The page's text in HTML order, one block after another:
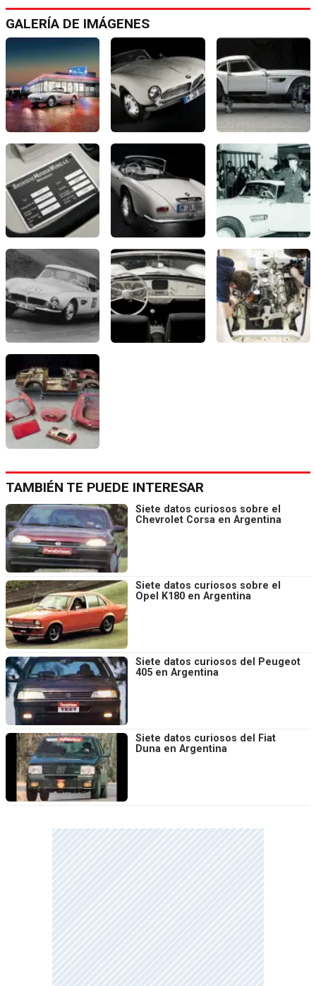
GALERÍA DE IMÁGENES
TAMBIÉN TE PUEDE INTERESAR
Siete datos curiosos sobre el
Chevrolet Corsa en Argentina
Siete datos curiosos sobre el
Opel K180 en Argentina
Siete datos curiosos del Peugeot
405 en Argentina
Siete datos curiosos del Fiat
Duna en Argentina